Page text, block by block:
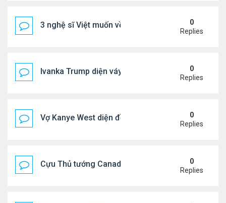
3 nghệ sĩ Việt muốn về VN nhưng số phận an bài
0
Replies
Ivanka Trump diện váy hở eo táo bạo, khoe vòng
0
Replies
Vợ Kanye West diện đồ xẻ bạo, dự tiệc ở đảo Ibiza
0
Replies
Cựu Thủ tướng Canada đắm đuối khóa môi Katy
0
Replies